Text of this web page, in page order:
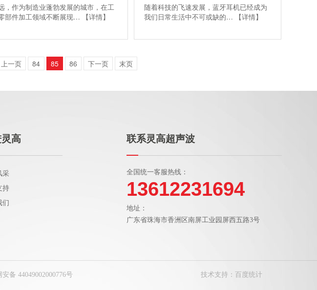
，作为制造业蓬勃发展的城市，在工
部件加工领域不断展现…
【详情】
随着科技的飞速发展，蓝牙耳机已经成为
我们日常生活中不可或缺的…
【详情】
上一页 84 85 86 下一页 末页
高
采
持
们
联系灵高超声波
全国统一客服热线：
13612231694
地址：
广东省珠海市香洲区南屏工业园屏西五路3号
技术支持： 百度统计
安备 44049002000776号